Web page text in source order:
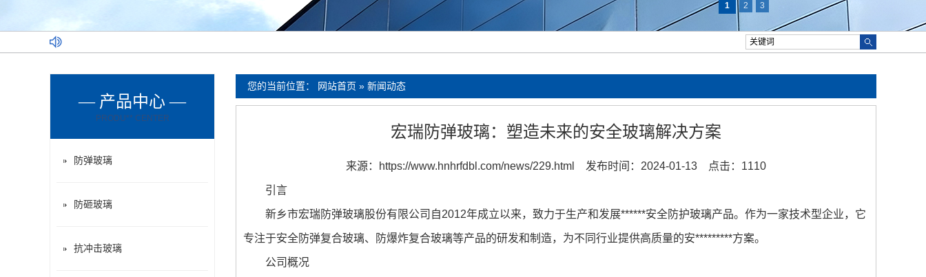
1 2 3
您的当前位置： 网站首页 » 新闻动态
宏瑞防弹玻璃：塑造未来的安全玻璃解决方案
来源： https://www.hnhrfdbl.com/news/229.html 发布时间：2024-01-13 点击：1110
引言
新乡市宏瑞防弹玻璃股份有限公司自2012年成立以来，致力于生产和发展******安全防护玻璃产品。作为一家技术型企业，它
专注于安全防弹复合玻璃、防爆炸复合玻璃等产品的研发和制造，为不同行业提供高质量的安*********方案。
公司概况
— 产品中心 —
PRODU** CENTER
防弹玻璃
防砸玻璃
抗冲击玻璃